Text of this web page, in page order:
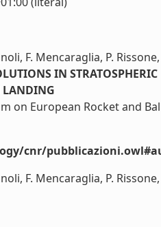
F. Mencaraglia, P.
IN
LANDING
on European Rocket and
cnr/
F. Mencaraglia, P.